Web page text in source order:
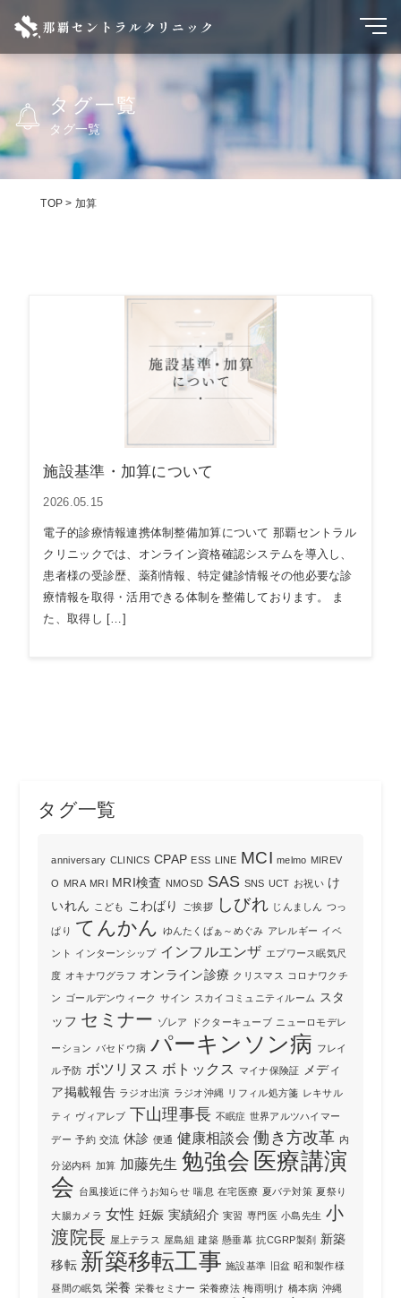
タグ一覧
タグ一覧
TOP >加算
施設基準・加算について
2026.05.15
電子的診療情報連携体制整備加算について 那覇セントラル
クリニックでは、オンライン資格確認システムを導入し、
患者様の受診歴、薬剤情報、特定健診情報その他必要な診
療情報を取得・活用できる体制を整備しております。 ま
た、取得し […]
タグ一覧
anniversary CLINICS CPAP ESS LINE MCI melmo MIREV
O MRA MRI MRI検査 NMOSD SAS SNS UCT お祝い け
いれん
こども こわばり ご挨拶 しびれ じんましん つっ
ぱり てんかん ゆんたくばぁ～めぐみ アレルギー イベ
ント インターンシップ インフルエンザ エプワース眠気尺
度 オキナワグラフ オンライン診療 クリスマス コロナワクチ
ン ゴールデンウィーク サイン スカイコミュニティルーム スタ
ッフ セミナー ゾレア ドクターキューブ ニューロモデレ
ーション バセドウ病 パーキンソン病 フレイ
ル予防 ボツリヌス ボトックス マイナ保険証 メディ
ア掲載報告 ラジオ出演 ラジオ沖縄 リフィル処方箋 レキサル
ティ ヴィアレブ 下山理事長 不眠症 世界アルツハイマー
デー 予約 交流 休診 便通 健康相談会 働き方改革 内
分泌内科 加算 加藤先生 勉強会 医療講演
会 台風接近に伴うお知らせ 喘息 在宅医療 夏バテ対策 夏祭り
大腸カメラ 女性 妊娠 実績紹介 実習 専門医 小島先生 小
渡院長 屋上テラス 屋島組 建築 懸垂幕 抗CGRP製剤
新築
移転 新築移転工事 施設基準 旧盆 昭和製作様
昼間の眠気 栄養 栄養セミナー 栄養療法 梅雨明け 橋本病 沖縄